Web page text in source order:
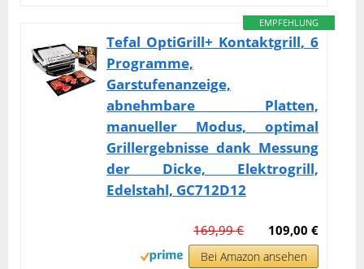
EMPFEHLUNG
Tefal OptiGrill+ Kontaktgrill, 6
Programme,
Garstufenanzeige,
abnehmbare Platten,
manueller Modus, optimal
Grillergebnisse dank Messung
der Dicke, Elektrogrill,
Edelstahl, GC712D12
109,00 €
169,99 €
Bei Amazon ansehen